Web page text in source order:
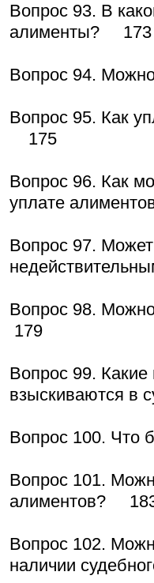
Вопрос 93. В
алименты? 173
Вопрос 94.
Вопрос 95. Как
175
Вопрос 96. Как
уплате
Вопрос 97.
Вопрос 98.
179
Вопрос 99.
взыскиваются в
Вопрос 100. Что
Вопрос 101.
алиментов?
Вопрос 102.
наличии